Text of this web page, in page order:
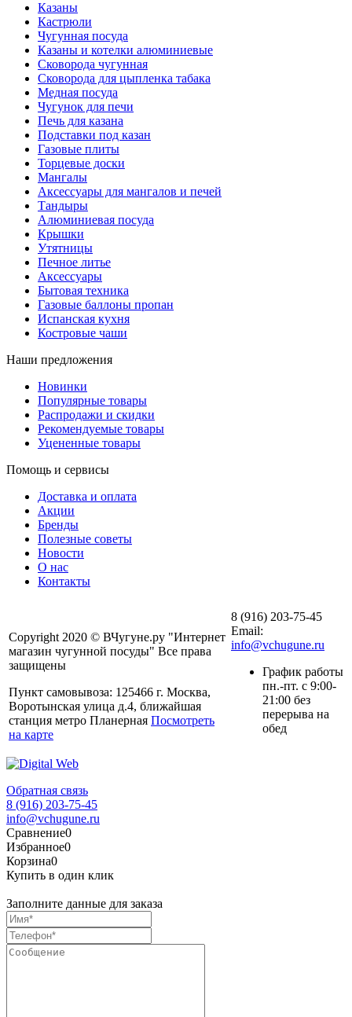
Казаны
Кастрюли
Чугунная посуда
Казаны и котелки алюминиевые
Сковорода чугунная
Сковорода для цыпленка табака
Медная посуда
Чугунок для печи
Печь для казана
Подставки под казан
Газовые плиты
Торцевые доски
Мангалы
Аксессуары для мангалов и печей
Тандыры
Алюминиевая посуда
Крышки
Утятницы
Печное литье
Аксессуары
Бытовая техника
Газовые баллоны пропан
Испанская кухня
Костровые чаши
Наши предложения
Новинки
Популярные товары
Распродажи и скидки
Рекомендуемые товары
Уцененные товары
Помощь и сервисы
Доставка и оплата
Акции
Бренды
Полезные советы
Новости
О нас
Контакты
Copyright 2020 © ВЧугуне.ру "Интернет
магазин чугунной посуды" Все права
защищены
Пункт самовывоза: 125466 г. Москва,
Воротынская улица д.4, ближайшая
станция метро Планерная Посмотреть
на карте
8 (916) 203-75-45
Email:
info@vchugune.ru
График работы
пн.-пт. с 9:00-
21:00 без
перерыва на
обед
Обратная связь
8 (916) 203-75-45
info@vchugune.ru
Сравнение0
Избранное0
Корзина0
Купить в один клик
Заполните данные для заказа